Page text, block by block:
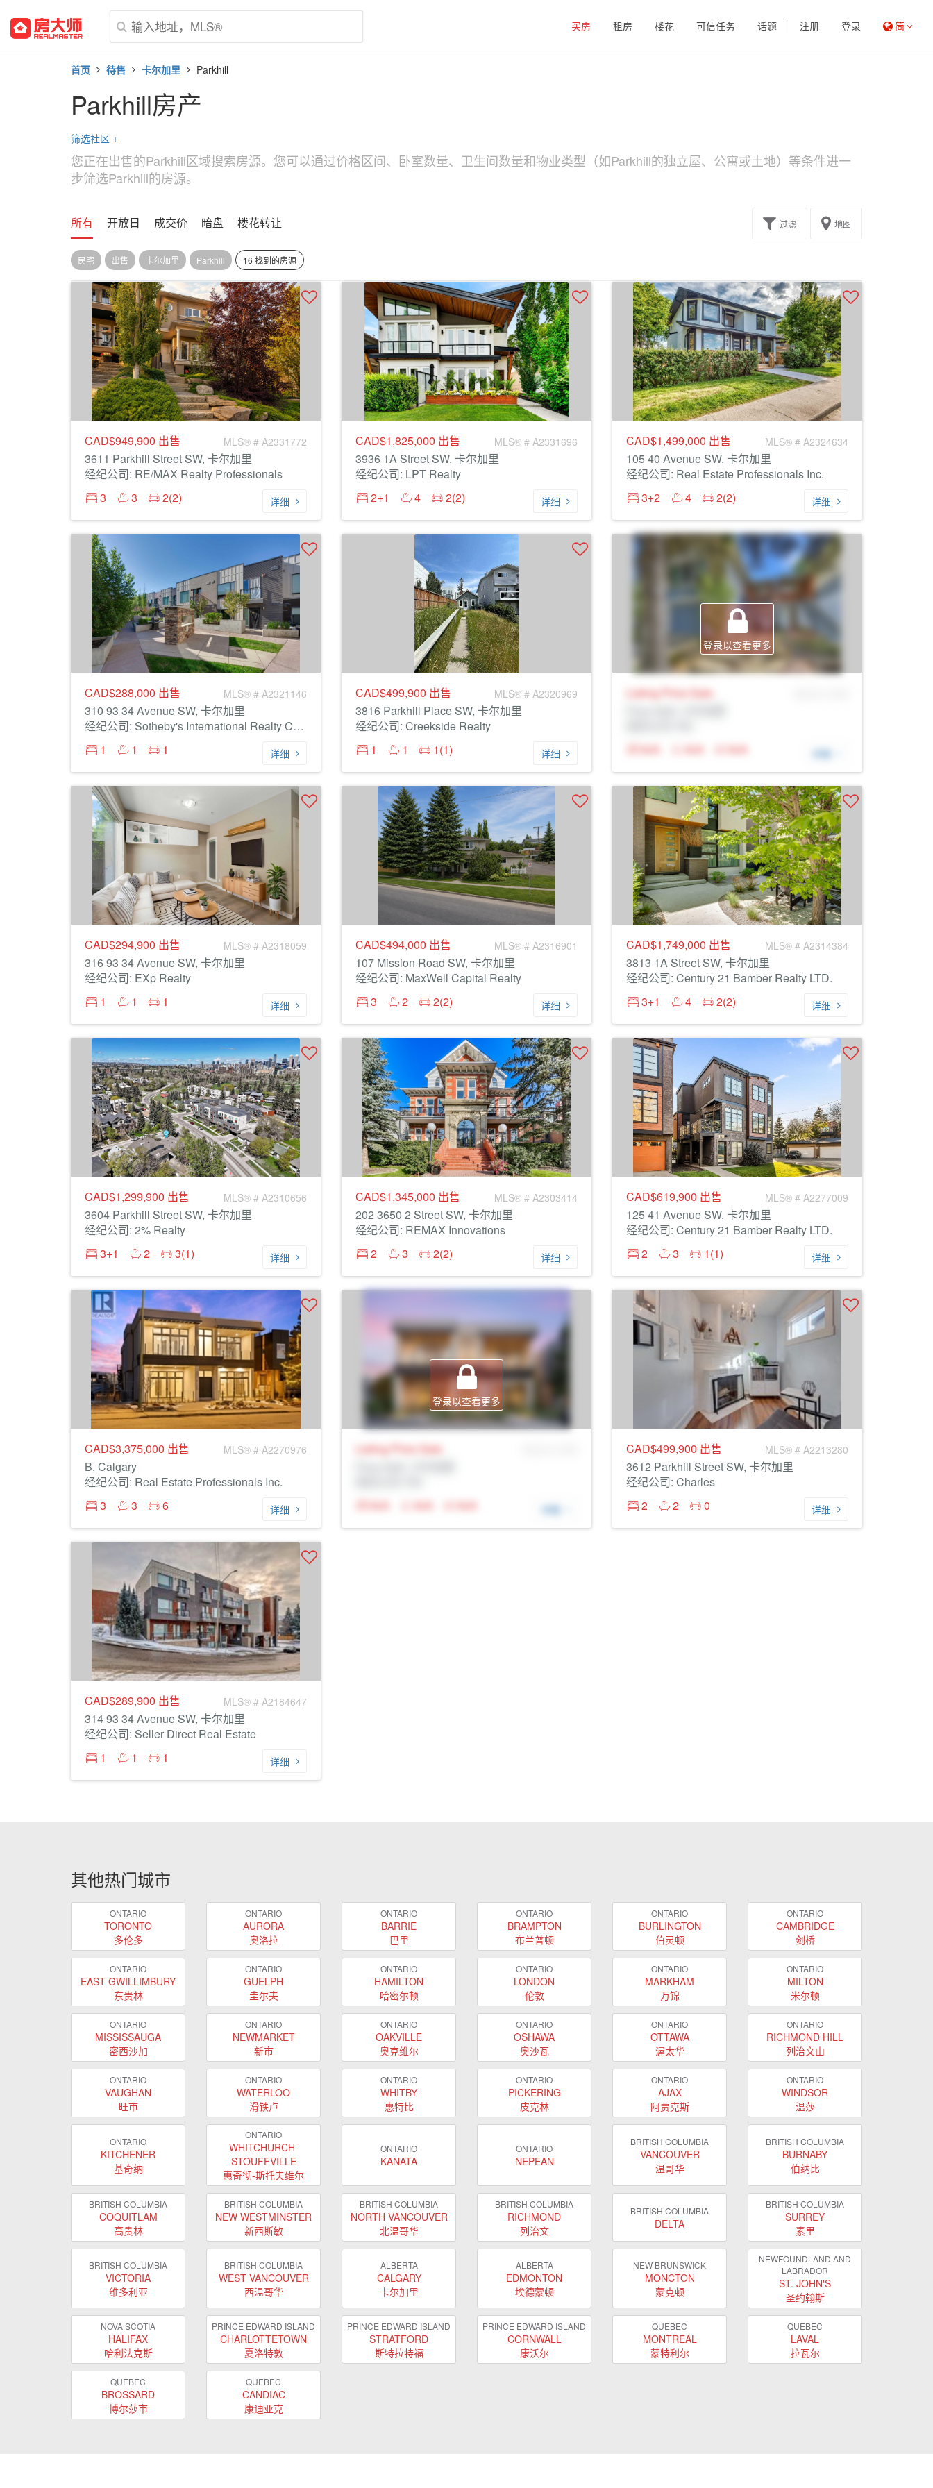
买房 租房 楼花 可信任务 话题 注册 登录 简
首页 待售 卡尔加里 Parkhill
Parkhill房产
筛选社区 +
您正在出售的Parkhill区域搜索房源。您可以通过价格区间、卧室数量、卫生间数量和物业类型（如Parkhill的独立屋、公寓或土地）等条件进一
步筛选Parkhill的房源。
所有 开放日 成交价 暗盘 楼花转让 过滤 地图
民宅 出售 卡尔加里 Parkhill 16 找到的房源
CAD$949,900 出售 MLS® # A2331772
3611 Parkhill Street SW, 卡尔加里
经纪公司: RE/MAX Realty Professionals
3
3 2(2) 详细
CAD$1,825,000 出售 MLS® # A2331696
3936 1A Street SW, 卡尔加里
经纪公司: LPT Realty
2+1
4 2(2) 详细
CAD$1,499,000 出售 MLS® # A2324634
105 40 Avenue SW, 卡尔加里
经纪公司: Real Estate Professionals Inc.
3+2
4 2(2) 详细
CAD$288,000 出售 MLS® # A2321146
310 93 34 Avenue SW, 卡尔加里
经纪公司: Sotheby's International Realty Canada
1
1 1 详细
CAD$499,900 出售 MLS® # A2320969
3816 Parkhill Place SW, 卡尔加里
经纪公司: Creekside Realty
1
1 1(1) 详细
登录以查看更多
Listing Price Sale
N/A
N/A N/A 详细
CAD$294,900 出售 MLS® # A2318059
316 93 34 Avenue SW, 卡尔加里
经纪公司: EXp Realty
1
1 1 详细
CAD$494,000 出售 MLS® # A2316901
107 Mission Road SW, 卡尔加里
经纪公司: MaxWell Capital Realty
3
2 2(2) 详细
CAD$1,749,000 出售 MLS® # A2314384
3813 1A Street SW, 卡尔加里
经纪公司: Century 21 Bamber Realty LTD.
3+1
4 2(2) 详细
CAD$1,299,900 出售 MLS® # A2310656
3604 Parkhill Street SW, 卡尔加里
经纪公司: 2% Realty
3+1
2 3(1) 详细
CAD$1,345,000 出售 MLS® # A2303414
202 3650 2 Street SW, 卡尔加里
经纪公司: REMAX Innovations
2
3 2(2) 详细
CAD$619,900 出售 MLS® # A2277009
125 41 Avenue SW, 卡尔加里
经纪公司: Century 21 Bamber Realty LTD.
2
3 1(1) 详细
CAD$3,375,000 出售 MLS® # A2270976
B, Calgary
经纪公司: Real Estate Professionals Inc.
3
3 6 详细
登录以查看更多
Listing Price Sale
N/A
N/A N/A 详细
CAD$499,900 出售 MLS® # A2213280
3612 Parkhill Street SW, 卡尔加里
经纪公司: Charles
2
2 0 详细
CAD$289,900 出售 MLS® # A2184647
314 93 34 Avenue SW, 卡尔加里
经纪公司: Seller Direct Real Estate
1
1 1 详细
其他热门城市
ONTARIO
TORONTO
多伦多
ONTARIO
AURORA
奥洛拉
ONTARIO
BARRIE
巴里
ONTARIO
BRAMPTON
布兰普顿
ONTARIO
BURLINGTON
伯灵顿
ONTARIO
CAMBRIDGE
剑桥
ONTARIO
EAST GWILLIMBURY
东贵林
ONTARIO
GUELPH
圭尔夫
ONTARIO
HAMILTON
哈密尔顿
ONTARIO
LONDON
伦敦
ONTARIO
MARKHAM
万锦
ONTARIO
MILTON
米尔顿
ONTARIO
MISSISSAUGA
密西沙加
ONTARIO
NEWMARKET
新市
ONTARIO
OAKVILLE
奥克维尔
ONTARIO
OSHAWA
奥沙瓦
ONTARIO
OTTAWA
渥太华
ONTARIO
RICHMOND HILL
列治文山
ONTARIO
VAUGHAN
旺市
ONTARIO
WATERLOO
滑铁卢
ONTARIO
WHITBY
惠特比
ONTARIO
PICKERING
皮克林
ONTARIO
AJAX
阿贾克斯
ONTARIO
WINDSOR
温莎
ONTARIO
KITCHENER
基奇纳
ONTARIO
WHITCHURCH-
STOUFFVILLE
惠奇彻-斯托夫维尔
ONTARIO
KANATA
ONTARIO
NEPEAN
BRITISH COLUMBIA
VANCOUVER
温哥华
BRITISH COLUMBIA
BURNABY
伯纳比
BRITISH COLUMBIA
COQUITLAM
高贵林
BRITISH COLUMBIA
NEW WESTMINSTER
新西斯敏
BRITISH COLUMBIA
NORTH VANCOUVER
北温哥华
BRITISH COLUMBIA
RICHMOND
列治文
BRITISH COLUMBIA
DELTA
BRITISH COLUMBIA
SURREY
素里
BRITISH COLUMBIA
VICTORIA
维多利亚
BRITISH COLUMBIA
WEST VANCOUVER
西温哥华
ALBERTA
CALGARY
卡尔加里
ALBERTA
EDMONTON
埃德蒙顿
NEW BRUNSWICK
MONCTON
蒙克顿
NEWFOUNDLAND AND
LABRADOR
ST. JOHN'S
圣约翰斯
NOVA SCOTIA
HALIFAX
哈利法克斯
PRINCE EDWARD ISLAND
CHARLOTTETOWN
夏洛特敦
PRINCE EDWARD ISLAND
STRATFORD
斯特拉特福
PRINCE EDWARD ISLAND
CORNWALL
康沃尔
QUEBEC
MONTREAL
蒙特利尔
QUEBEC
LAVAL
拉瓦尔
QUEBEC
BROSSARD
博尔莎市
QUEBEC
CANDIAC
康迪亚克